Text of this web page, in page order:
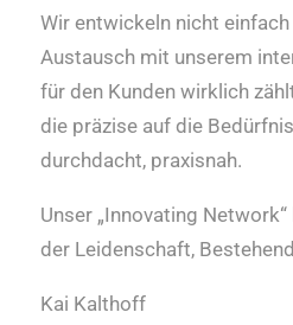
Wir entwickeln nicht
Austausch mit unserem
für den Kunden wirklich
die präzise auf die
durchdacht, praxisnah.
Unser „Innovating
der Leidenschaft,
Kai Kalthoff